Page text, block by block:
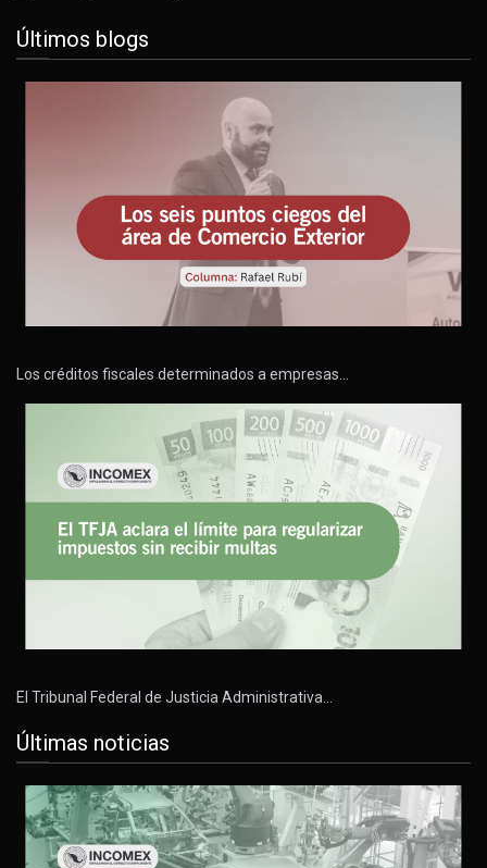
Últimos blogs
Los créditos fiscales determinados a empresas…
El Tribunal Federal de Justicia Administrativa…
Últimas noticias